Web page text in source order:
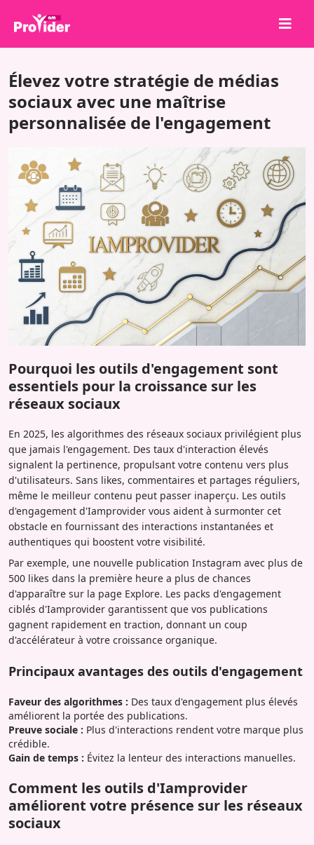
À propos de nous
Se connecter
Services
Conditions
Élevez votre stratégie de médias
sociaux avec une maîtrise
personnalisée de l'engagement
Pourquoi les outils d'engagement sont
essentiels pour la croissance sur les
réseaux sociaux
En 2025, les algorithmes des réseaux sociaux privilégient plus
que jamais l'engagement. Des taux d'interaction élevés
signalent la pertinence, propulsant votre contenu vers plus
d'utilisateurs. Sans likes, commentaires et partages réguliers,
même le meilleur contenu peut passer inaperçu. Les outils
d'engagement d'Iamprovider vous aident à surmonter cet
obstacle en fournissant des interactions instantanées et
authentiques qui boostent votre visibilité.
Par exemple, une nouvelle publication Instagram avec plus de
500 likes dans la première heure a plus de chances
d'apparaître sur la page Explore. Les packs d'engagement
ciblés d'Iamprovider garantissent que vos publications
gagnent rapidement en traction, donnant un coup
d'accélérateur à votre croissance organique.
Principaux avantages des outils d'engagement
Faveur des algorithmes : Des taux d'engagement plus élevés
améliorent la portée des publications.
Preuve sociale : Plus d'interactions rendent votre marque plus
crédible.
Gain de temps : Évitez la lenteur des interactions manuelles.
Comment les outils d'Iamprovider
améliorent votre présence sur les réseaux
sociaux